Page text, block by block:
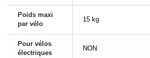
Poids maxi
par vélo
15 kg
Pour vélos
électriques
NON